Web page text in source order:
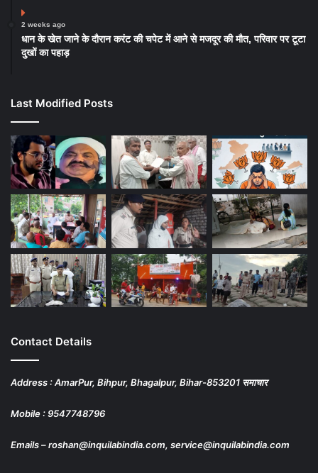
2 weeks ago
धान के खेत जाने के दौरान करंट की चपेट में आने से मजदूर की मौत, परिवार पर टूटा
दुखों का पहाड़
Last Modified Posts
Contact Details
Address : AmarPur, Bihpur, Bhagalpur, Bihar-853201 समाचार
Mobile : 9547748796
Emails – roshan@inquilabindia.com, service@inquilabindia.com